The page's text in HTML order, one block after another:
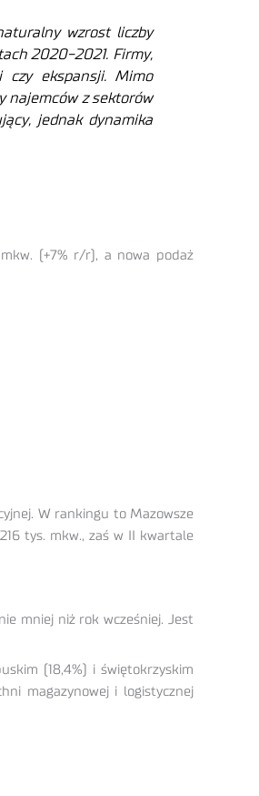
wzrost liczby
2020-2021. Firmy,
czy ekspansji. Mimo
najemców z sektorów
jednak dynamika
(+7% r/r), a nowa podaż
W rankingu to Mazowsze
tys. mkw., zaś w II kwartale
mniej niż rok wcześniej. Jest
(18,4%) i świętokrzyskim
magazynowej i logistycznej